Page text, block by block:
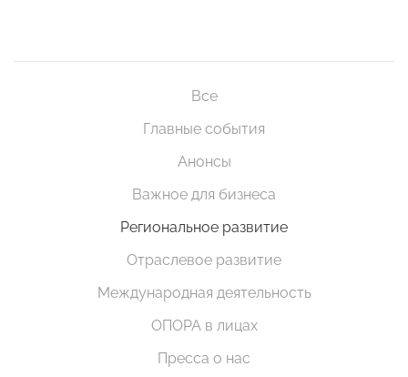
Все
Главные события
Анонсы
Важное для бизнеса
Региональное развитие
Отраслевое развитие
Международная деятельность
ОПОРА в лицах
Пресса о нас